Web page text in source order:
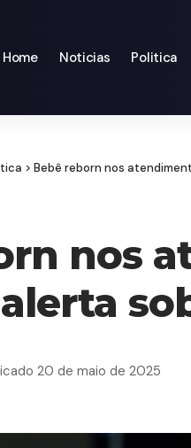
Home Noticias Politica
> Bebê reborn nos
nos
20 de maio de 2025